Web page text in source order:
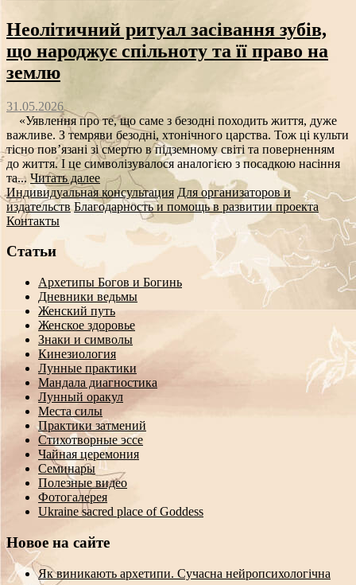
Неолітичний ритуал засівання зубів,
що народжує спільноту та її право на
землю
31.05.2026
«Уявлення про те, що саме з безодні походить життя, дуже
важливе. З темряви безодні, хтонічного царства. Тож ці культи
тісно пов’язані зі смертю в підземному світі та поверненням
до життя. І це символізувалося аналогією з посадкою насіння
та... Читать далее
Индивидуальная консультация Для организаторов и
издательств Благодарность и помощь в развитии проекта
Контакты
Статьи
Архетипы Богов и Богинь
Дневники ведьмы
Женский путь
Женское здоровье
Знаки и символы
Кинезиология
Лунные практики
Мандала диагностика
Лунный оракул
Места силы
Практики затмений
Стихотворные эссе
Чайная церемония
Семинары
Полезные видео
Фотогалерея
Ukraine sacred place of Goddess
Новое на сайте
Як виникають архетипи. Сучасна нейропсихологічна